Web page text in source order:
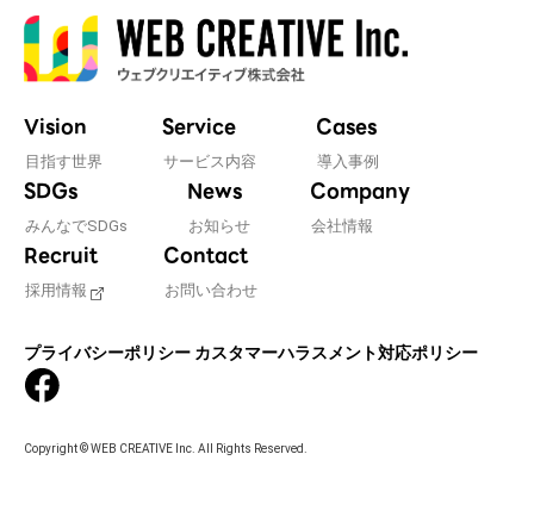
Vision
目指す世界
Service
サービス内容
Cases
導入事例
SDGs
みんなでSDGs
News
お知らせ
Company
会社情報
Recruit
採用情報
Contact
お問い合わせ
プライバシーポリシー カスタマーハラスメント対応ポリシー
Copyright © WEB CREATIVE Inc. All Rights Reserved.